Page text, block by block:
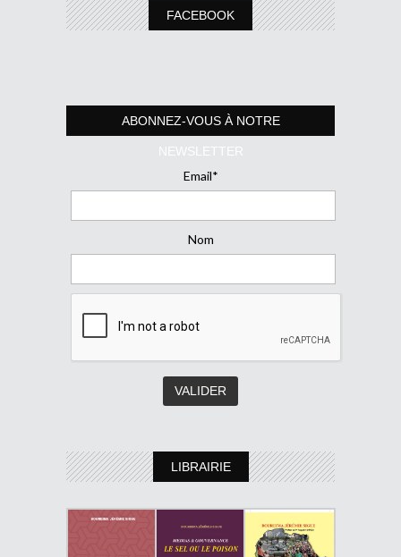
FACEBOOK
ABONNEZ-VOUS À NOTRE
NEWSLETTER
Email*
Nom
LIBRAIRIE